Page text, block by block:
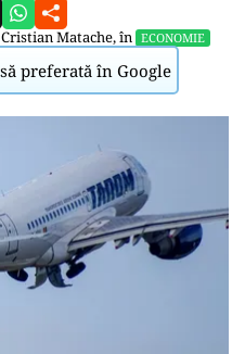
Cristian Matache, în ECONOMIE
preferată în Google